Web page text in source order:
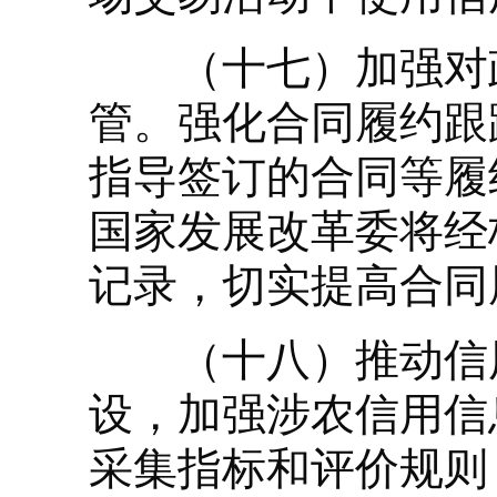
（十七）加强对
管。强化合同履约
指导签订的合同等
国家发展改革委将
记录，切实提高合
（十八）推动信
设，加强涉农信用
采集指标和评价规